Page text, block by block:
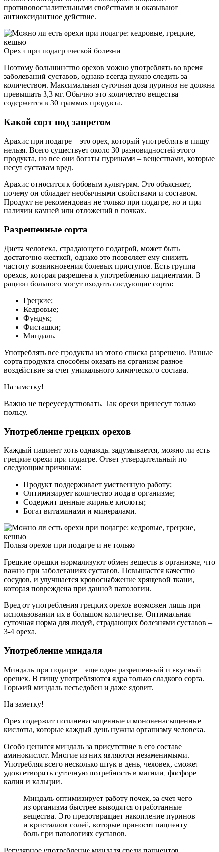
противовоспалительными свойствами и оказывают
антиоксидантное действие.
Орехи при подагрической болезни
Поэтому большинство орехов можно употреблять во время
заболеваний суставов, однако всегда нужно следить за
количеством. Максимальная суточная доза пуринов не должна
превышать 3,3 мг. Обычно это количество вещества
содержится в 30 граммах продукта.
Какой сорт под запретом
Арахис при подагре – это орех, который употреблять в пищу
нельзя. Всего существует около 30 разновидностей этого
продукта, но все они богаты пуринами – веществами, которые
несут суставам вред.
Арахис относится к бобовым культурам. Это объясняет,
почему он обладает необычными свойствами и составом.
Продукт не рекомендован не только при подагре, но и при
наличии камней или отложений в почках.
Разрешенные сорта
Диета человека, страдающего подагрой, может быть
достаточно жесткой, однако это позволяет ему снизить
частоту возникновения болевых приступов. Есть группа
орехов, которая разрешена к употреблению пациентами. В
рацион больного могут входить следующие сорта:
Грецкие;
Кедровые;
Фундук;
Фисташки;
Миндаль.
Употреблять все продукты из этого списка разрешено. Разные
сорта продукта способны оказать на организм разное
воздействие за счет уникального химического состава.
На заметку!
Важно не переусердствовать. Так орехи принесут только
пользу.
Употребление грецких орехов
Каждый пациент хоть однажды задумывается, можно ли есть
грецкие орехи при подагре. Ответ утвердительный по
следующим причинам:
Продукт поддерживает умственную работу;
Оптимизирует количество йода в организме;
Содержит ценные жирные кислоты;
Богат витаминами и минералами.
Польза орехов при подагре и не только
Грецкие орешки нормализуют обмен веществ в организме, что
важно при заболеваниях суставов. Повышается качество
сосудов, и улучшается кровоснабжение хрящевой ткани,
которая повреждена при данной патологии.
Вред от употребления грецких орехов возможен лишь при
использовании их в большом количестве. Оптимальная
суточная норма для людей, страдающих болезнями суставов –
3-4 ореха.
Употребление миндаля
Миндаль при подагре – еще один разрешенный и вкусный
орешек. В пищу употребляются ядра только сладкого сорта.
Горький миндаль несъедобен и даже ядовит.
На заметку!
Орех содержит полиненасыщенные и мононенасыщенные
кислоты, которые каждый день нужны организму человека.
Особо ценится миндаль за присутствие в его составе
аминокислот. Многие из них являются незаменимыми.
Употребляя всего несколько штук в день, человек, сможет
удовлетворить суточную потребность в магнии, фосфоре,
калии и кальции.
Миндаль оптимизирует работу почек, за счет чего
из организма быстрее выводятся отработанные
вещества. Это предотвращает накопление пуринов
и кристаллов солей, которые приносят пациенту
боль при патологиях суставов.
Регулярное употребление миндаля среди пациентов,